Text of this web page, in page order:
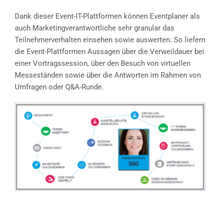
Dank dieser Event-IT-Plattformen können Eventplaner als
auch Marketingverantwortliche sehr granular das
Teilnehmerverhalten einsehen sowie auswerten. So liefern
die Event-Plattformen Aussagen über die Verweildauer bei
einer Vortragssession, über den Besuch von virtuellen
Messeständen sowie über die Antworten im Rahmen von
Umfragen oder Q&A-Runde.